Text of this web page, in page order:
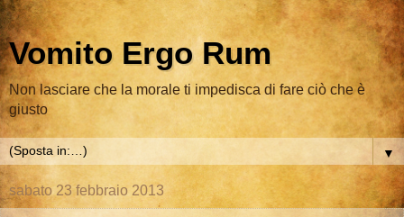
Vomito Ergo Rum
Non lasciare che la morale ti impedisca di fare ciò che è
giusto
▼
sabato 23 febbraio 2013